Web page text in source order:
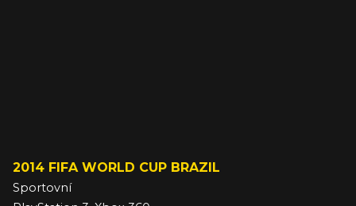
2014 FIFA WORLD CUP BRAZIL
Sportovní